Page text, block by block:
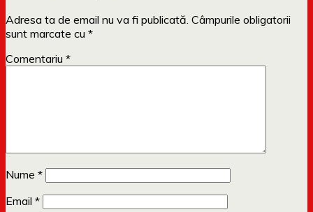
Adresa ta de email nu va fi publicată. Câmpurile obligatorii
sunt marcate cu *
Comentariu *
Nume *
Email *